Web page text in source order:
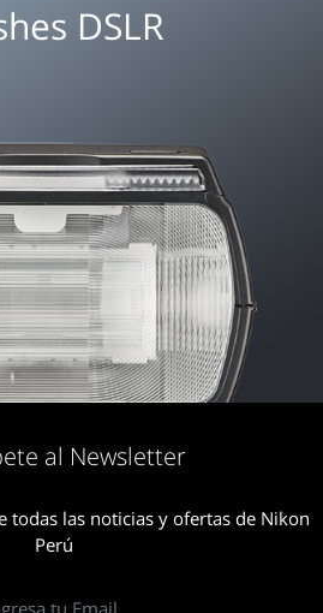
DSLR
al Newsletter
todas las noticias y ofertas de Nikon
Perú